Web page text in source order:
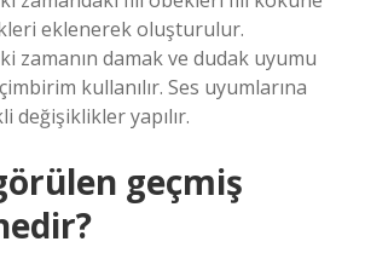
eklenerek oluşturulur.
zamanın damak ve dudak uyumu
kullanılır. Ses uyumlarına
değişiklikler yapılır.
geçmiş